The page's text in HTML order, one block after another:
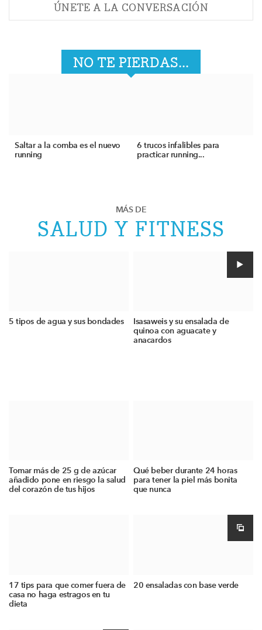
ÚNETE A LA CONVERSACIÓN
NO TE PIERDAS...
Saltar a la comba es el nuevo
running
6 trucos infalibles para
practicar running...
MÁS DE
SALUD Y FITNESS
5 tipos de agua y sus bondades
Isasaweis y su ensalada de
quinoa con aguacate y
anacardos
Tomar más de 25 g de azúcar
añadido pone en riesgo la salud
del corazón de tus hijos
Qué beber durante 24 horas
para tener la piel más bonita
que nunca
17 tips para que comer fuera de
casa no haga estragos en tu
dieta
20 ensaladas con base verde